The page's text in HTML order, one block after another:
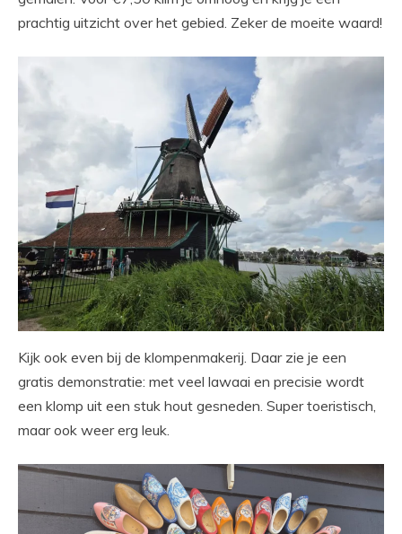
prachtig uitzicht over het gebied. Zeker de moeite waard!
Kijk ook even bij de klompenmakerij. Daar zie je een
gratis demonstratie: met veel lawaai en precisie wordt
een klomp uit een stuk hout gesneden. Super toeristisch,
maar ook weer erg leuk.